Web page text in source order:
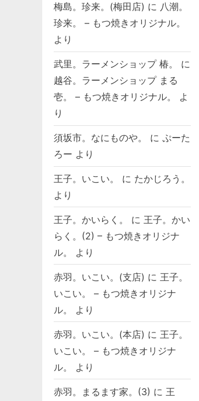
梅島。珍来。(梅田店) に 八潮。
珍来。 – もつ焼きオリジナル。
より
武里。ラーメンショップ 椿。
に
越谷。ラーメンショップ まる
壱。 – もつ焼きオリジナル。
よ
り
須坂市。なにものや。 に ぷーた
ろー より
王子。いこい。 に たかじろう。
より
王子。かいらく。 に 王子。かい
らく。(2) – もつ焼きオリジナ
ル。
より
赤羽。いこい。(支店) に 王子。
いこい。 – もつ焼きオリジナ
ル。
より
赤羽。いこい。(本店) に 王子。
いこい。 – もつ焼きオリジナ
ル。
より
赤羽。まるます家。(3) に 王